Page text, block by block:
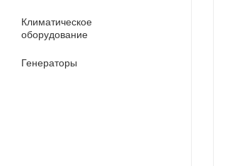
Климатическое
оборудование
Генераторы